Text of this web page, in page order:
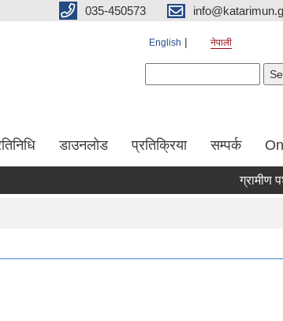
035-450573
English नेपाली
डाउनलोड प्रतिक्रिया सम्पर्क
ग्रामीण पशु